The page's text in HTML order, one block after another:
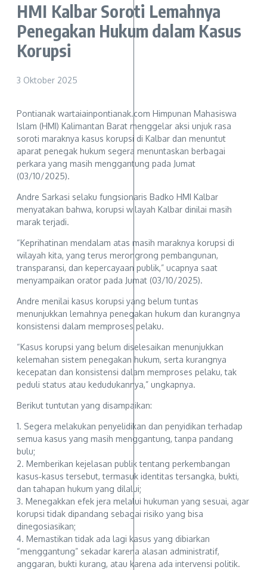
HMI Kalbar Soroti Lemahnya
Penegakan Hukum dalam Kasus
Korupsi
3 Oktober 2025
Pontianak wartaiainpontianak.com Himpunan Mahasiswa
Islam (HMI) Kalimantan Barat menggelar aksi unjuk rasa
soroti maraknya kasus korupsi di Kalbar dan menuntut
aparat penegak hukum segera menuntaskan berbagai
perkara yang masih menggantung pada Jumat
(03/10/2025).
Andre Sarkasi selaku fungsionaris Badko HMI Kalbar
menyatakan bahwa, korupsi wilayah Kalbar dinilai masih
marak terjadi.
“Keprihatinan mendalam atas masih maraknya korupsi di
wilayah kita, yang terus merongrong pembangunan,
transparansi, dan kepercayaan publik,” ucapnya saat
menyampaikan orator pada Jumat (03/10/2025).
Andre menilai kasus korupsi yang belum tuntas
menunjukkan lemahnya penegakan hukum dan kurangnya
konsistensi dalam memproses pelaku.
“Kasus korupsi yang belum diselesaikan menunjukkan
kelemahan sistem penegakan hukum, serta kurangnya
kecepatan dan konsistensi dalam memproses pelaku, tak
peduli status atau kedudukannya,” ungkapnya.
Berikut tuntutan yang disampaikan:
1. Segera melakukan penyelidikan dan penyidikan terhadap
semua kasus yang masih menggantung, tanpa pandang
bulu;
2. Memberikan kejelasan publik tentang perkembangan
kasus‑kasus tersebut, termasuk identitas tersangka, bukti,
dan tahapan hukum yang dilalui;
3. Menegakkan efek jera melalui hukuman yang sesuai, agar
korupsi tidak dipandang sebagai risiko yang bisa
dinegosiasikan;
4. Memastikan tidak ada lagi kasus yang dibiarkan
“menggantung” sekadar karena alasan administratif,
anggaran, bukti kurang, atau karena ada intervensi politik.